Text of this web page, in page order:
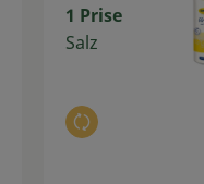
1 Prise
Salz
Auswahl ändern